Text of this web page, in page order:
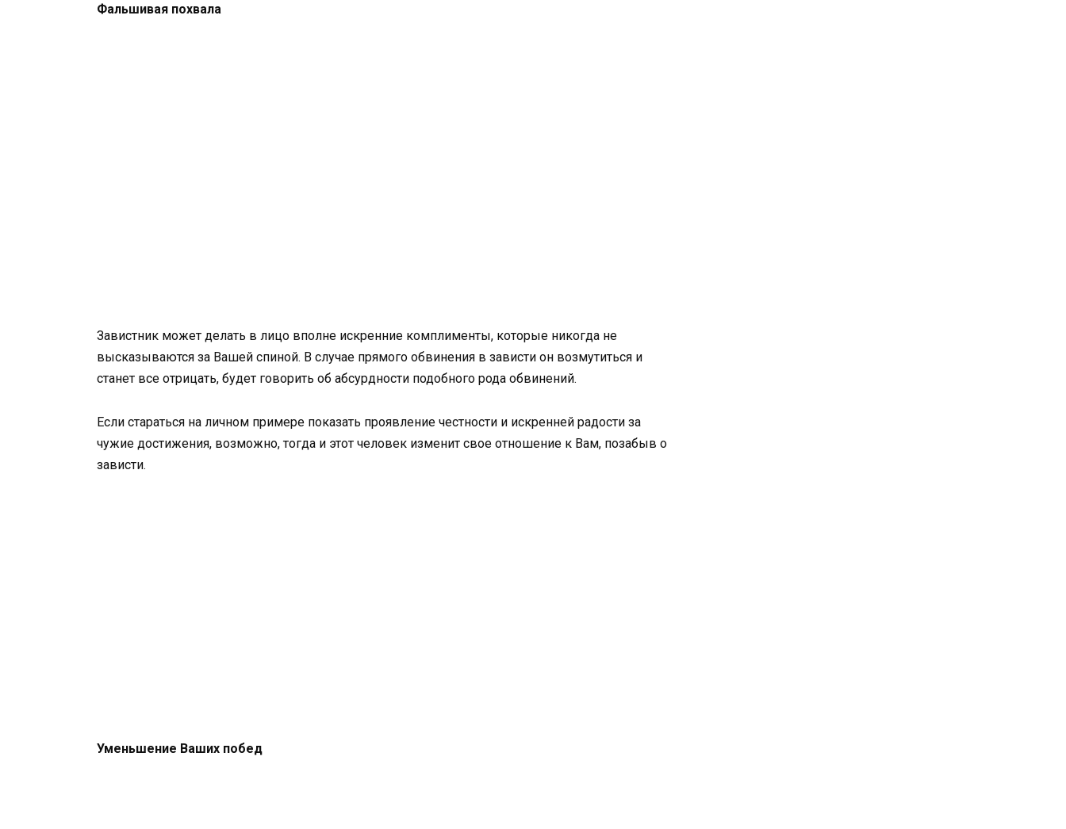
Фальшивая похвала
Завистник может делать в лицо вполне искренние комплименты, которые никогда не
высказываются за Вашей спиной. В случае прямого обвинения в зависти он возмутиться и
станет все отрицать, будет говорить об абсурдности подобного рода обвинений.
Если стараться на личном примере показать проявление честности и искренней радости за
чужие достижения, возможно, тогда и этот человек изменит свое отношение к Вам, позабыв о
зависти.
Уменьшение Ваших побед